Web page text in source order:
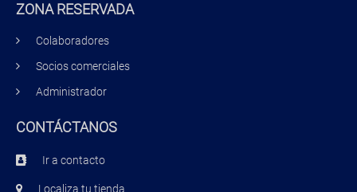
ZONA RESERVADA
Colaboradores
Socios comerciales
Administrador
CONTÁCTANOS
Ir a contacto
Localiza tu tienda